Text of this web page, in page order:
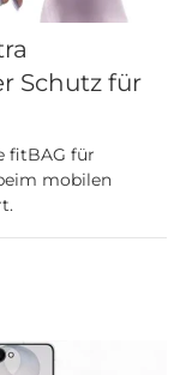
Schutz für
fitBAG für
mobilen